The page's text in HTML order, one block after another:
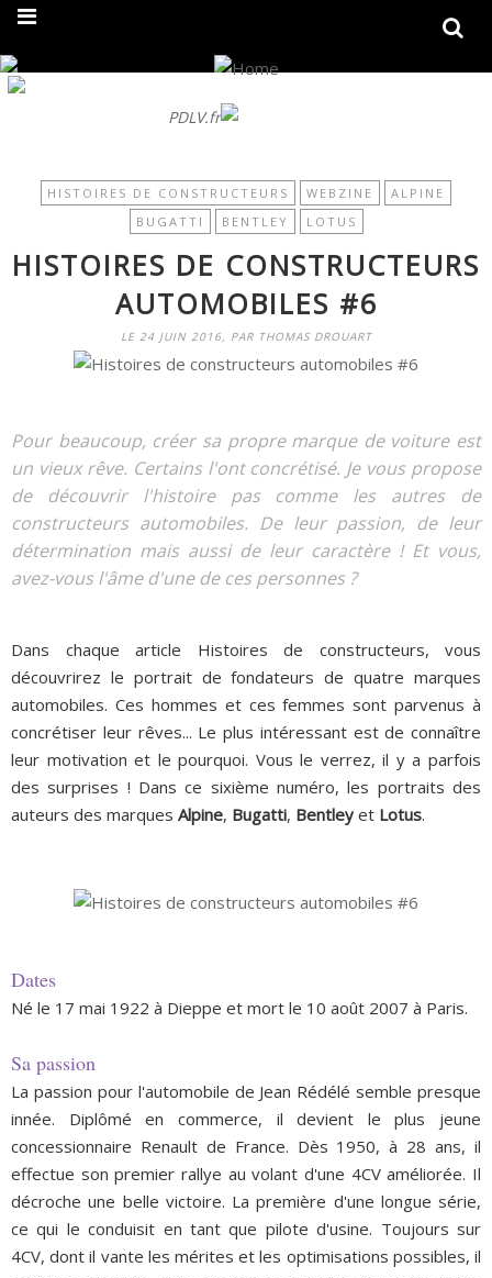
PDLV.fr
HISTOIRES DE CONSTRUCTEURS WEBZINE
ALPINE
BUGATTI
BENTLEY LOTUS
HISTOIRES DE CONSTRUCTEURS
AUTOMOBILES #6
LE 24 JUIN 2016, PAR THOMAS DROUART
Pour beaucoup, créer sa propre marque de voiture est
un vieux rêve. Certains l'ont concrétisé. Je vous propose
de découvrir l'histoire pas comme les autres de
constructeurs automobiles. De leur passion, de leur
détermination mais aussi de leur caractère ! Et vous,
avez-vous l'âme d'une de ces personnes ?
Dans chaque article Histoires de constructeurs, vous
découvrirez le portrait de fondateurs de quatre marques
automobiles. Ces hommes et ces femmes sont parvenus à
concrétiser leur rêves... Le plus intéressant est de connaître
leur motivation et le pourquoi. Vous le verrez, il y a parfois
des surprises ! Dans ce sixième numéro, les portraits des
auteurs des marques Alpine, Bugatti, Bentley et Lotus.
Dates
Né le 17 mai 1922 à Dieppe et mort le 10 août 2007 à Paris.
Sa passion
La passion pour l'automobile de Jean Rédélé semble presque
innée. Diplômé en commerce, il devient le plus jeune
concessionnaire Renault de France. Dès 1950, à 28 ans, il
effectue son premier rallye au volant d'une 4CV améliorée. Il
décroche une belle victoire. La première d'une longue série,
ce qui le conduisit en tant que pilote d'usine. Toujours sur
4CV, dont il vante les mérites et les optimisations possibles, il